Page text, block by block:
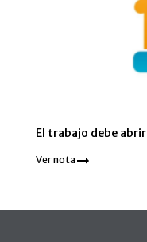
El trabajo debe
Ver nota